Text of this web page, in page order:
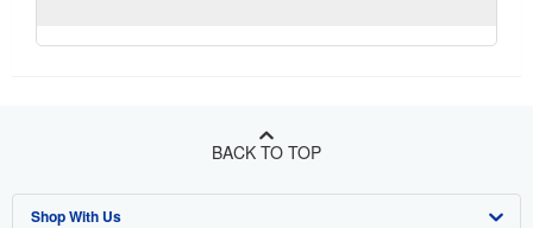
BACK TO TOP
Shop With Us